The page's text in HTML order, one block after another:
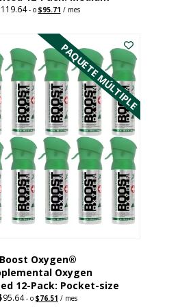
119.64 -o Precio
$95.71 El
es:
95,71
dólares.
/ mes
PAQUETE MÚLTIPLE
Boost Oxygen®
Oxygen
12-Pack: Pocket-size
95.64 - o Precio
$76.51 El
/ mes